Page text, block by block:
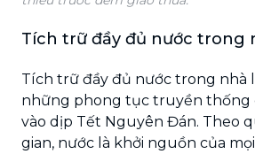
Tích trữ đầy đủ nước trong
Tích trữ đầy đủ nước trong nhà
những phong tục truyền thống
vào dịp Tết Nguyên Đán. Theo
gian, nước là khởi nguồn của